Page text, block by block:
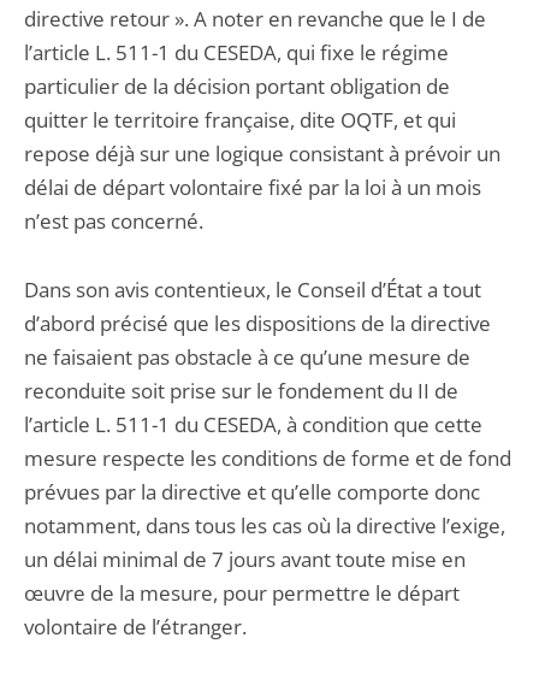
directive retour ». A noter en revanche que le I de
l’article L. 511-1 du CESEDA, qui fixe le régime
particulier de la décision portant obligation de
quitter le territoire française, dite OQTF, et qui
repose déjà sur une logique consistant à prévoir un
délai de départ volontaire fixé par la loi à un mois
n’est pas concerné.
Dans son avis contentieux, le Conseil d’État a tout
d’abord précisé que les dispositions de la directive
ne faisaient pas obstacle à ce qu’une mesure de
reconduite soit prise sur le fondement du II de
l’article L. 511-1 du CESEDA, à condition que cette
mesure respecte les conditions de forme et de fond
prévues par la directive et qu’elle comporte donc
notamment, dans tous les cas où la directive l’exige,
un délai minimal de 7 jours avant toute mise en
œuvre de la mesure, pour permettre le départ
volontaire de l’étranger.